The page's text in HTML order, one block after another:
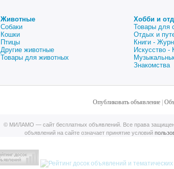
Животные
Собаки
Кошки
Птицы
Другие животные
Товары для животных
Хобби и
Товары для
Отдых и
Книги -
Искусство -
Знакомства
Опубликовать объявление|
© МИЛАМО — сайт бесплатных объявлений. Все права
объявлений на сайте означает принятие условий